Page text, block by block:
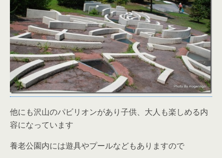
他にも沢山のパビリオンがあり子供、大人も楽しめる内
容になっています
養老公園内には遊具やプールなどもありますので